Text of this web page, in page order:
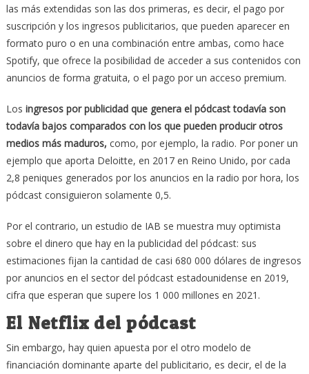
las más extendidas son las dos primeras, es decir, el pago por
suscripción y los ingresos publicitarios, que pueden aparecer en
formato puro o en una combinación entre ambas, como hace
Spotify, que ofrece la posibilidad de acceder a sus contenidos con
anuncios de forma gratuita, o el pago por un acceso premium.
Los ingresos por publicidad que genera el pódcast todavía son
todavía bajos comparados con los que pueden producir otros
medios más maduros, como, por ejemplo, la radio. Por poner un
ejemplo que aporta Deloitte, en 2017 en Reino Unido, por cada
2,8 peniques generados por los anuncios en la radio por hora, los
pódcast consiguieron solamente 0,5.
Por el contrario, un estudio de IAB se muestra muy optimista
sobre el dinero que hay en la publicidad del pódcast: sus
estimaciones fijan la cantidad de casi 680 000 dólares de ingresos
por anuncios en el sector del pódcast estadounidense en 2019,
cifra que esperan que supere los 1 000 millones en 2021.
El Netflix del pódcast
Sin embargo, hay quien apuesta por el otro modelo de
financiación dominante aparte del publicitario, es decir, el de la